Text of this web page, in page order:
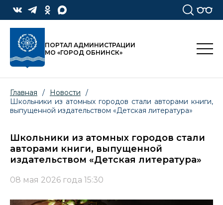
ПОРТАЛ АДМИНИСТРАЦИИ
МО «ГОРОД ОБНИНСК»
Главная / Новости
/
Школьники из атомных городов стали авторами книги,
выпущенной издательством «Детская литература»
Школьники из атомных городов стали
авторами книги, выпущенной
издательством «Детская литература»
08 мая 2026 года 15:30